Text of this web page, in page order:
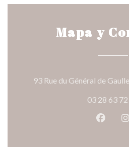
Mapa y
93 Rue du Général de
03 28 63